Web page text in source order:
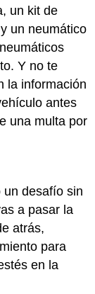
un kit de
un neumático
Y no te
la información
antes
una multa por
un desafío sin
a pasar la
atrás,
para
en la